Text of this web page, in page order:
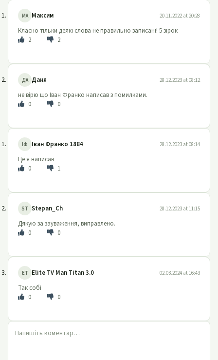
МА Максим 20.11.2022 at 20:28
Класно тільки деякі слова не правильно записані! 5 зірок
2
2
ДА Даня 28.12.2023 at 08:12
не вірю що Іван Франко написав з помилками.
0
0
ІФ Іван Франко 1884 28.12.2023 at 08:14
Це я написав
0
1
ST Stepan_Ch 28.12.2023 at 11:15
Дякую за зауваження, виправлено.
0
0
ET Elite TV Man Titan 3.0 02.03.2024 at 16:43
Так собі
0
0